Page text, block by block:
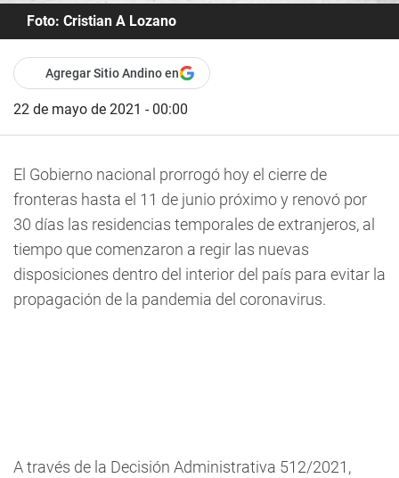
Foto: Cristian A Lozano
Agregar Sitio Andino en
22 de mayo de 2021 - 00:00
El Gobierno nacional prorrogó hoy el cierre de
fronteras hasta el 11 de junio próximo y renovó por
30 días las residencias temporales de extranjeros, al
tiempo que comenzaron a regir las nuevas
disposiciones dentro del interior del país para evitar la
propagación de la pandemia del coronavirus.
A través de la Decisión Administrativa 512/2021,